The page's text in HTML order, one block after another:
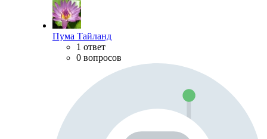
Пума Тайланд
1 ответ
0 вопросов